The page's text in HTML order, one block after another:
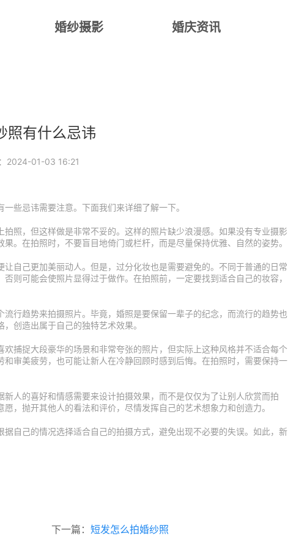
婚纱摄影 婚庆资讯
照有什么忌讳
2024-01-03 16:21
些忌讳需要注意。下面我们来详细了解一下。
照，但这样做是非常不妥的。这样的照片缺少浪漫感。如果没有专业摄影
。在拍照时，不要盲目地倚门或栏杆，而是尽量保持优雅、自然的姿势。
自己更加美丽动人。但是，过分化妆也是需要避免的。不同于普通的日常
则可能会使照片显得过于做作。在拍照前，一定要找到适合自己的妆容，
行趋势来拍摄照片。毕竟，婚照是要保留一辈子的纪念，而流行的趋势也
创造出属于自己的独特艺术效果。
捕捉大段豪华的场景和非常夸张的照片，但实际上这种风格并不适合每个
审美疲劳，也可能让新人在冷静回顾时感到后悔。在拍照时，需要保持一
人的喜好和情感需要来设计拍摄效果，而不是仅仅为了让别人欣赏而拍
，抛开其他人的看法和评价，尽情发挥自己的艺术想象力和创造力。
自己的情况选择适合自己的拍摄方式，避免出现不必要的失误。如此，新
下一篇：短发怎么拍婚纱照